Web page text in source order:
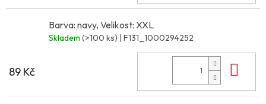
Barva: navy, Velikost: XXL
Skladem (>100 ks) | F131_1000294252
89 Kč